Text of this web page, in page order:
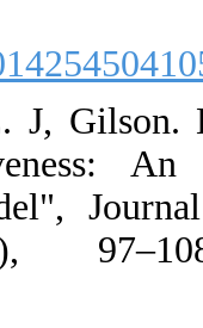
E. J,